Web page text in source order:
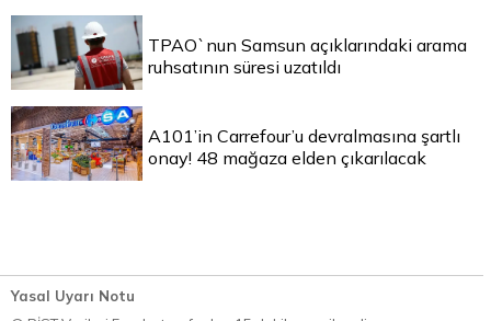
TPAO`nun Samsun açıklarındaki arama
ruhsatının süresi uzatıldı
A101’in Carrefour’u devralmasına şartlı
onay! 48 mağaza elden çıkarılacak
Yasal Uyarı Notu